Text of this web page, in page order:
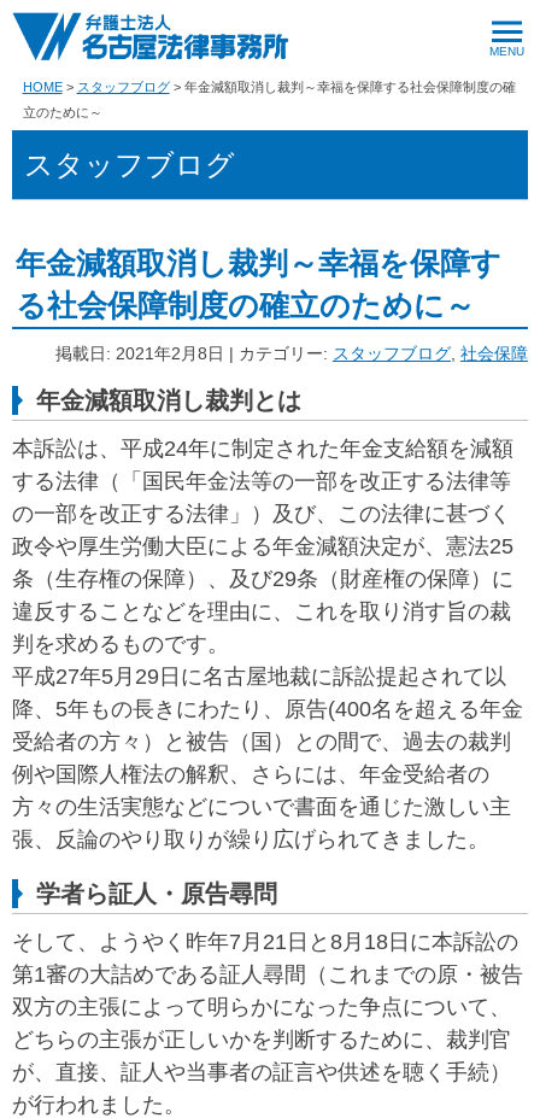
HOME スタッフブログ
年金減額取消し裁判～幸福を保障する社会保障制度の確
立のために～
スタッフブログ
年金減額取消し裁判～幸福を保障す
る社会保障制度の確立のために～
掲載日: 2021年2月8日 | カテゴリー: スタッフブログ 社会保障
年金減額取消し裁判とは
本訴訟は、平成24年に制定された年金支給額を減額
する法律（「国民年金法等の一部を改正する法律等
の一部を改正する法律」）及び、この法律に甚づく
政令や厚生労働大臣による年金減額決定が、憲法25
条（生存権の保障）、及び29条（財産権の保障）に
違反することなどを理由に、これを取り消す旨の裁
判を求めるものです。
平成27年5月29日に名古屋地裁に訴訟提起されて以
降、5年もの長きにわたり、原告(400名を超える年金
受給者の方々）と被告（国）との間で、過去の裁判
例や国際人権法の解釈、さらには、年金受給者の
方々の生活実態などについで書面を通じた激しい主
張、反論のやり取りが繰り広げられてきました。
学者ら証人・原告尋問
そして、ようやく昨年7月21日と8月18日に本訴訟の
第1審の大詰めである証人尋間（これまでの原・被告
双方の主張によって明らかになった争点について、
どちらの主張が正しいかを判断するために、裁判官
が、直接、証人や当事者の証言や供述を聴く手続）
が行われました。